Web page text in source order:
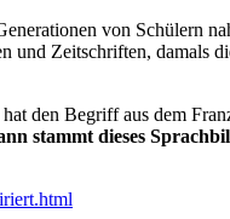
von Schülern
Zeitschriften, damals
den Begriff aus dem
stammt dieses